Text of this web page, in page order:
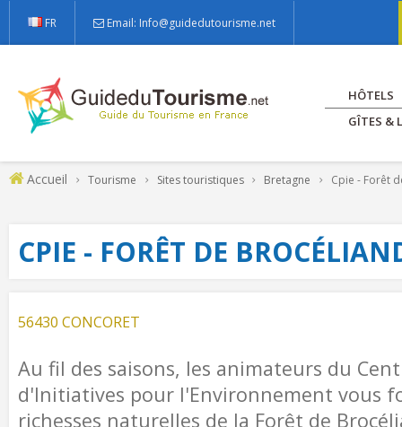
FR Email: Info@guidedutourisme.net
HÔTELS
GÎTES &
Accueil Tourisme Sites touristiques Bretagne Cpie - Forêt
CPIE - FORÊT DE
56430 CONCORET
Au fil des saisons, les animateurs du
d'Initiatives pour l'Environnement vous
richesses naturelles de la Forêt de